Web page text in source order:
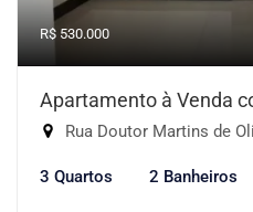
R$ 530.000
Apartamento à Venda
Rua Doutor Martins de
3 Quartos 2 Banheiros